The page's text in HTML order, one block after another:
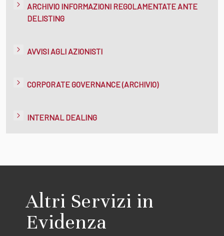
ARCHIVIO INFORMAZIONI REGOLAMENTATE ANTE
DELISTING
AVVISI AGLI AZIONISTI
CORPORATE GOVERNANCE (ARCHIVIO)
INTERNAL DEALING
Altri Servizi in
Evidenza